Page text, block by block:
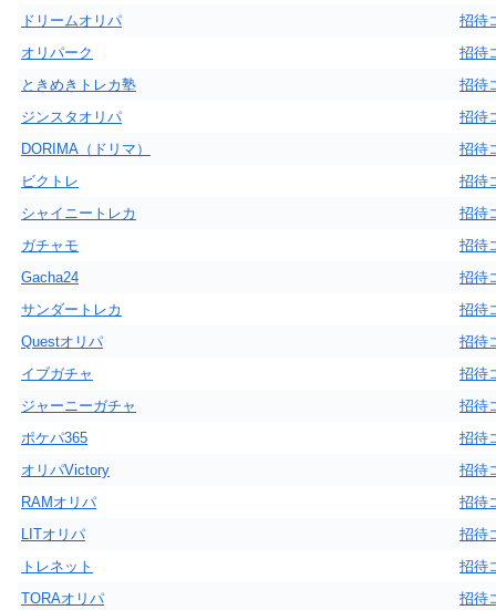
ドリームオリパ
招待
オリパーク
招待
ときめきトレカ塾
招待
ジンスタオリパ
招待
DORIMA（ドリマ）
招待
ビクトレ
招待
シャイニートレカ
招待
ガチャモ
招待
Gacha24
招待
サンダートレカ
招待
Questオリパ
招待
イブガチャ
招待
ジャーニーガチャ
招待
ポケパ365
招待
オリパVictory
招待
RAMオリパ
招待
LITオリパ
招待
トレネット
招待
TORAオリパ
招待